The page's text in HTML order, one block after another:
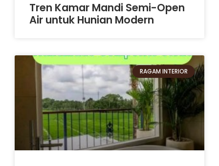
Tren Kamar Mandi Semi-Open
Air untuk Hunian Modern
RAGAM INTERIOR